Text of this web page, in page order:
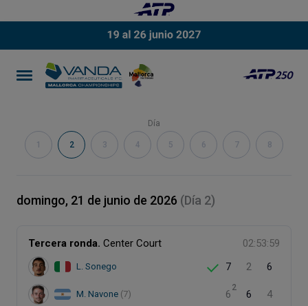
domingo, 21 de junio de 2026 (Día 2)
Día
1 2 3 4 5 6 7 8
Tercera ronda. Center Court 02:53:59
L. Sonego 7 2 6
M. Navone (7) 6
2
6 4